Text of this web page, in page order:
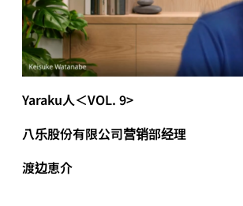
Yaraku人＜VOL. 9>
八乐股份有限公司营销部经理
渡边恵介